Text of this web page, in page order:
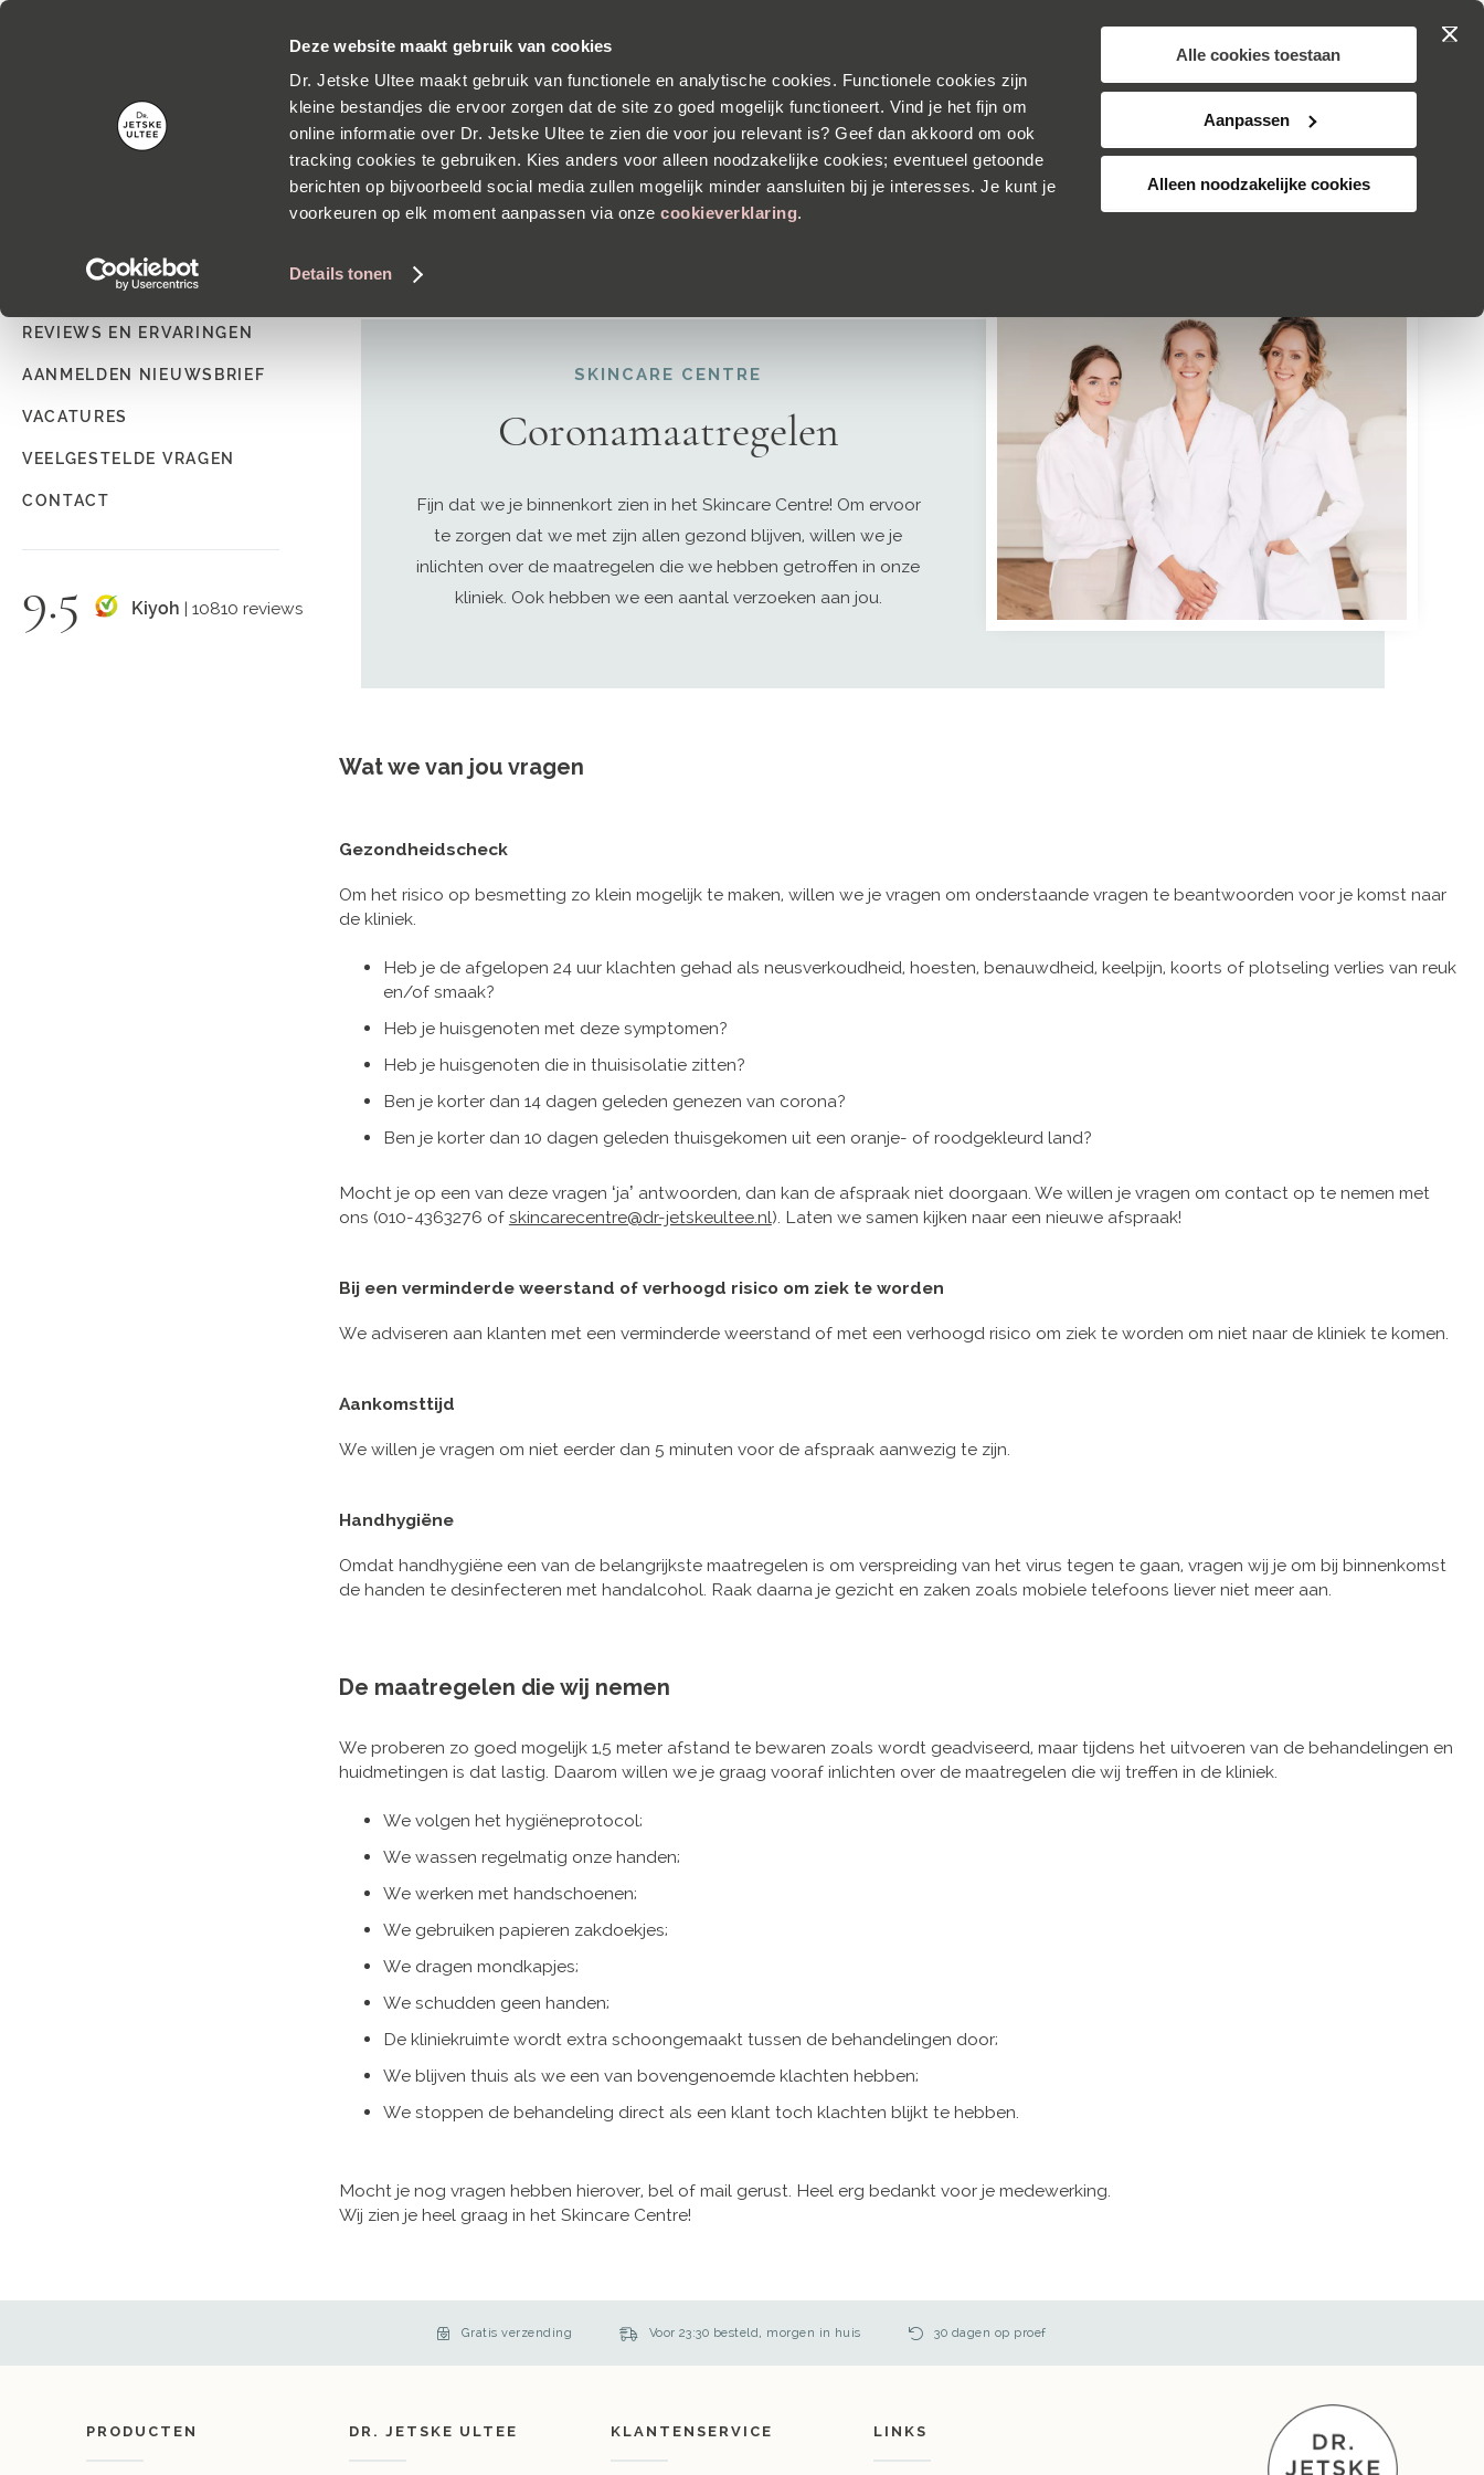
Deze website maakt gebruik van cookies
Dr. Jetske Ultee maakt gebruik van functionele en analytische cookies. Functionele cookies zijn
kleine bestandjes die ervoor zorgen dat de site zo goed mogelijk functioneert. Vind je het fijn om
online informatie over Dr. Jetske Ultee te zien die voor jou relevant is? Geef dan akkoord om ook
tracking cookies te gebruiken. Kies anders voor alleen noodzakelijke cookies; eventueel getoonde
berichten op bijvoorbeeld social media zullen mogelijk minder aansluiten bij je interesses. Je kunt je
voorkeuren op elk moment aanpassen via onzecookieverklaring.
Details tonen
Alle cookies toestaan
Aanpassen
Alleen noodzakelijke cookies
Zoek
HUIDANALYSE OVER DR. JETSKE ULTEE ADVIES KLANTENSERVICE
HOME CORONAMAATREGELEN | SKINCARE CENTRE
SKINCARE CENTRE
Coronamaatregelen
Fijn dat we je binnenkort zien in het Skincare Centre! Om ervoor
te zorgen dat we met zijn allen gezond blijven, willen we je
inlichten over de maatregelen die we hebben getroffen in onze
kliniek. Ook hebben we een aantal verzoeken aan jou.
Wat we van jou vragen
Gezondheidscheck
Om het risico op besmetting zo klein mogelijk te maken, willen we je vragen om onderstaande vragen te beantwoorden voor je komst naar
de kliniek.
Heb je de afgelopen 24 uur klachten gehad als neusverkoudheid, hoesten, benauwdheid, keelpijn, koorts of plotseling verlies van reuk
en/of smaak?
Heb je huisgenoten met deze symptomen?
Heb je huisgenoten die in thuisisolatie zitten?
Ben je korter dan 14 dagen geleden genezen van corona?
Ben je korter dan 10 dagen geleden thuisgekomen uit een oranje- of roodgekleurd land?
Mocht je op een van deze vragen ‘ja’ antwoorden, dan kan de afspraak niet doorgaan. We willen je vragen om contact op te nemen met
ons (010-4363276 of skincarecentre@dr-jetskeultee.nl). Laten we samen kijken naar een nieuwe afspraak!
Bij een verminderde weerstand of verhoogd risico om ziek te worden
We adviseren aan klanten met een verminderde weerstand of met een verhoogd risico om ziek te worden om niet naar de kliniek te komen.
Aankomsttijd
We willen je vragen om niet eerder dan 5 minuten voor de afspraak aanwezig te zijn.
Handhygiëne
Omdat handhygiëne een van de belangrijkste maatregelen is om verspreiding van het virus tegen te gaan, vragen wij je om bij binnenkomst
de handen te desinfecteren met handalcohol. Raak daarna je gezicht en zaken zoals mobiele telefoons liever niet meer aan.
De maatregelen die wij nemen
We proberen zo goed mogelijk 1,5 meter afstand te bewaren zoals wordt geadviseerd, maar tijdens het uitvoeren van de behandelingen en
huidmetingen is dat lastig. Daarom willen we je graag vooraf inlichten over de maatregelen die wij treffen in de kliniek.
We volgen het hygiëneprotocol;
We wassen regelmatig onze handen;
We werken met handschoenen;
We gebruiken papieren zakdoekjes;
We dragen mondkapjes;
We schudden geen handen;
De kliniekruimte wordt extra schoongemaakt tussen de behandelingen door;
We blijven thuis als we een van bovengenoemde klachten hebben;
We stoppen de behandeling direct als een klant toch klachten blijkt te hebben.
Mocht je nog vragen hebben hierover, bel of mail gerust. Heel erg bedankt voor je medewerking.
Wij zien je heel graag in het Skincare Centre!
Klantenservice
REVIEWS EN ERVARINGEN
AANMELDEN NIEUWSBRIEF
VACATURES
VEELGESTELDE VRAGEN
CONTACT
9.5 Kiyoh | 10810 reviews
Gratis verzending Voor 23:30 besteld, morgen in huis 30 dagen op proef
PRODUCTEN DR. JETSKE ULTEE KLANTENSERVICE LINKS